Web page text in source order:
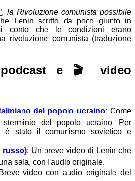
, la Rivoluzione comunista possibile
Lenin scritto da poco giunto in
conto che le condizioni erano
rivoluzione comunista (traduzione
podcast e 🎬 video
del popolo ucraino: Come
del popolo ucraino. Per
è stato il comunismo sovietico e
russo): Un breve video di Lenin che
sala, con l'audio originale.
video con audio originale del